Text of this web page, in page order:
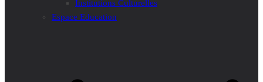
Institutions Culturelles
Espace Education